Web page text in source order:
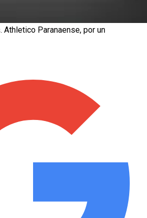
Athletico Paranaense, por un